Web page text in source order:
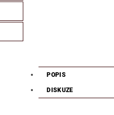
POPIS
DISKUZE